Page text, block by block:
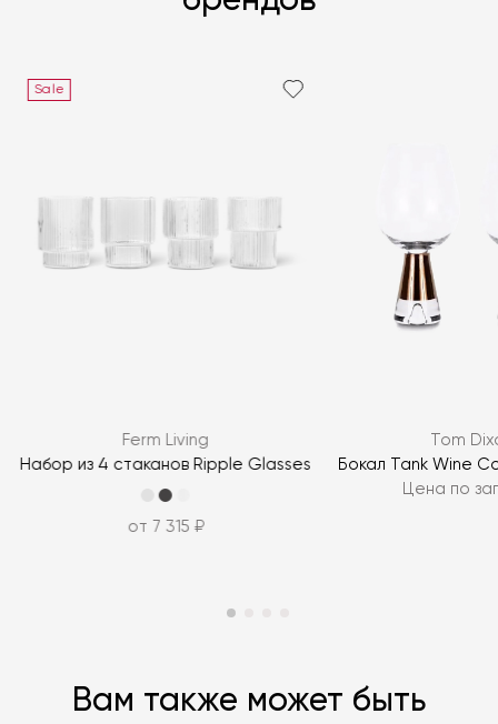
политикой персональных данных
Sale
Ferm Living
Набор из 4 стаканов Ripple Glasses
от 7 315 ₽
Tom
Бокал Tank Wine
Цена по
Вам также может быть